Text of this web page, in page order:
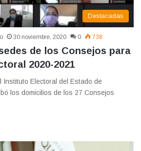
Destacadas
30 noviembre, 2020 0 738
de los Consejos para
2020-2021
Instituto Electoral del Estado de
los domicilios de los 27 Consejos